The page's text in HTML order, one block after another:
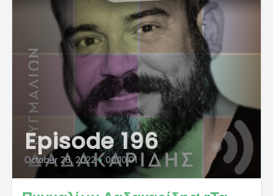
Episode 196
October 26, 2022 • 00:10:01